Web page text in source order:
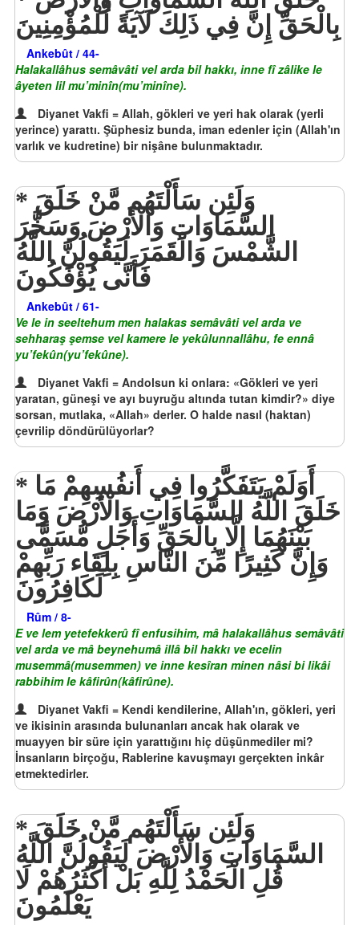
بِالْحَقِّ إِنَّ فِي ذَلِكَ لَآيَةً لِّلْمُؤْمِنِينَ
Ankebût / 44-
Halakallâhus semâvâti vel arda bil hakkı, inne fî zâlike le
âyeten lil mu’minîn(mu’minîne).
Diyanet Vakfi = Allah, gökleri ve yeri hak olarak (yerli
yerince) yarattı. Şüphesiz bunda, iman edenler için (Allah'ın
varlık ve kudretine) bir nişâne bulunmaktadır.
السَّمَاوَاتِ وَالْأَرْضَ وَسَخَّرَ
الشَّمْسَ وَالْقَمَرَ لَيَقُولُنَّ اللَّهُ
فَأَنَّى يُؤْفَكُونَ
Ankebût / 61-
Ve le in seeltehum men halakas semâvâti vel arda ve
sehharaş şemse vel kamere le yekûlunnallâhu, fe ennâ
yu’fekûn(yu’fekûne).
Diyanet Vakfi = Andolsun ki onlara: «Gökleri ve yeri
yaratan, güneşi ve ayı buyruğu altında tutan kimdir?» diye
sorsan, mutlaka, «Allah» derler. O halde nasıl (haktan)
çevrilip döndürülüyorlar?
خَلَقَ اللَّهُ السَّمَاوَاتِ وَالْأَرْضَ وَمَا
بَيْنَهُمَا إِلَّا بِالْحَقِّ وَأَجَلٍ مُّسَمًّى
وَإِنَّ كَثِيرًا مِّنَ النَّاسِ بِلِقَاء رَبِّهِمْ
لَكَافِرُونَ
Rûm / 8-
E ve lem yetefekkerû fî enfusihim, mâ halakallâhus semâvâti
vel arda ve mâ beynehumâ illâ bil hakkı ve ecelin
musemmâ(musemmen) ve inne kesîran minen nâsi bi likâi
rabbihim le kâfirûn(kâfirûne).
Diyanet Vakfi = Kendi kendilerine, Allah'ın, gökleri, yeri
ve ikisinin arasında bulunanları ancak hak olarak ve
muayyen bir süre için yarattığını hiç düşünmediler mi?
İnsanların birçoğu, Rablerine kavuşmayı gerçekten inkâr
etmektedirler.
وَلَئِن سَأَلْتَهُم مَّنْ خَلَقَ
السَّمَاوَاتِ وَالْأَرْضَ لَيَقُولُنَّ اللَّهُ
قُلِ الْحَمْدُ لِلَّهِ بَلْ أَكْثَرُهُمْ لَا
يَعْلَمُونَ